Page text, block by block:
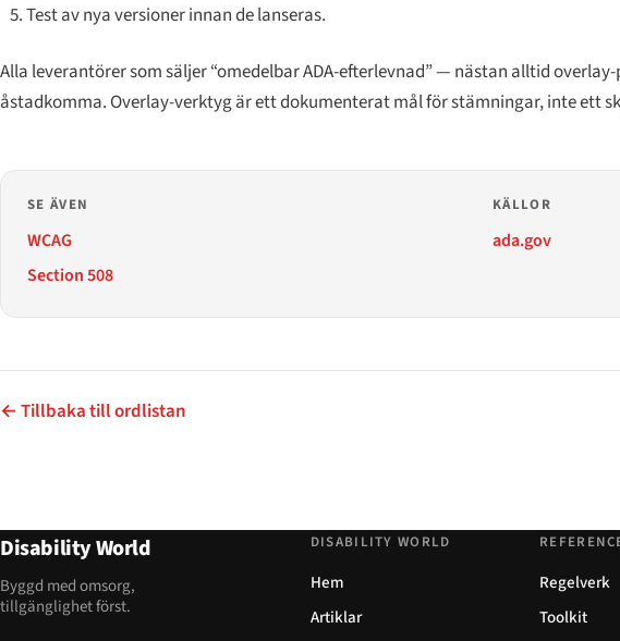
Test av nya versioner innan de lanseras.
Alla leverantörer som säljer “omedelbar ADA-efterlevnad” — nästan alltid
åstadkomma. Overlay-verktyg är ett dokumenterat mål för stämningar, inte ett
SE ÄVEN
WCAG
Section 508
KÄLLOR
ada.gov
← Tillbaka till ordlistan
Disability World
Byggd med omsorg,
tillgänglighet först.
DISABILITY WORLD
Hem
Artiklar
Regelverk
Toolkit